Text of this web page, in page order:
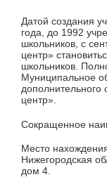
Датой создания
года, до 1992
школьников, с
центр»
школьников.
Муниципальное
центр».
Сокращенное
Место
Нижегородская
дом 4.